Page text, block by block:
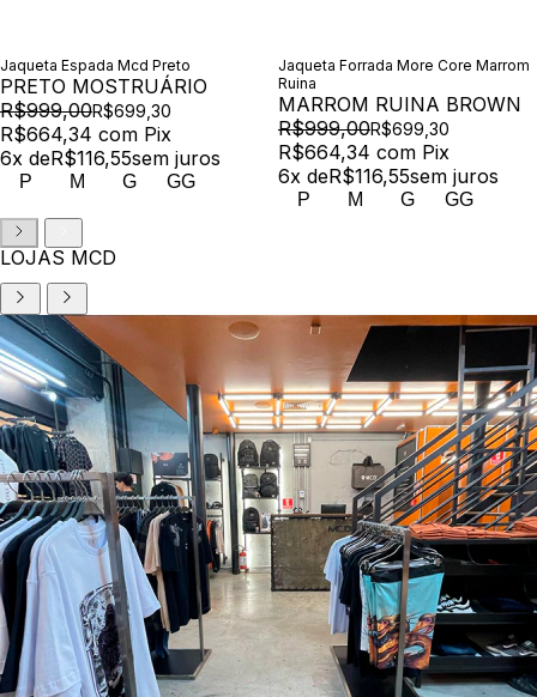
Jaqueta Espada Mcd Preto
PRETO MOSTRUÁRIO
R$999,00R$699,30
R$664,34 com Pix
6x deR$116,55sem juros
P M G GG
Jaqueta Forrada More Core Marrom
Ruina
MARROM RUINA BROWN
R$999,00R$699,30
R$664,34 com Pix
6x deR$116,55sem juros
P M G GG
LOJAS MCD